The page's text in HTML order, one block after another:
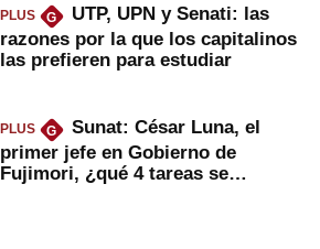
PLUS G
UTP, UPN y Senati: las
razones por la que los capitalinos
las prefieren para estudiar
PLUS G
Sunat: César Luna, el
primer jefe en Gobierno de
Fujimori, ¿qué 4 tareas se